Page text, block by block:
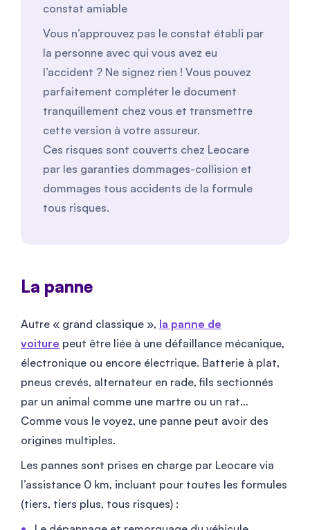
constat amiable
Vous n’approuvez pas le constat établi par
la personne avec qui vous avez eu
l’accident ? Ne signez rien ! Vous pouvez
parfaitement compléter le document
tranquillement chez vous et transmettre
cette version à votre assureur.
Ces risques sont couverts chez Leocare
par les garanties dommages-collision et
dommages tous accidents de la formule
tous risques.
La panne
Autre « grand classique », la panne de
voiture peut être liée à une défaillance mécanique,
électronique ou encore électrique. Batterie à plat,
pneus crevés, alternateur en rade, fils sectionnés
par un animal comme une martre ou un rat…
Comme vous le voyez, une panne peut avoir des
origines multiples.
Les pannes sont prises en charge par Leocare via
l’assistance 0 km, incluant pour toutes les formules
(tiers, tiers plus, tous risques) :